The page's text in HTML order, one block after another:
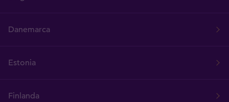
Danemarca
Estonia
Finlanda